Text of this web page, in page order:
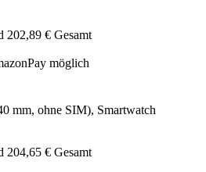
202,89 € Gesamt
möglich
mm, ohne SIM), Smartwatch
204,65 € Gesamt